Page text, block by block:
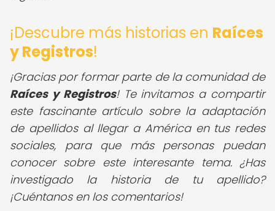
¡Descubre más historias en Raíces
y Registros!
¡Gracias por formar parte de la comunidad de
Raíces y Registros! Te invitamos a compartir
este fascinante artículo sobre la adaptación
de apellidos al llegar a América en tus redes
sociales, para que más personas puedan
conocer sobre este interesante tema. ¿Has
investigado la historia de tu apellido?
¡Cuéntanos en los comentarios!